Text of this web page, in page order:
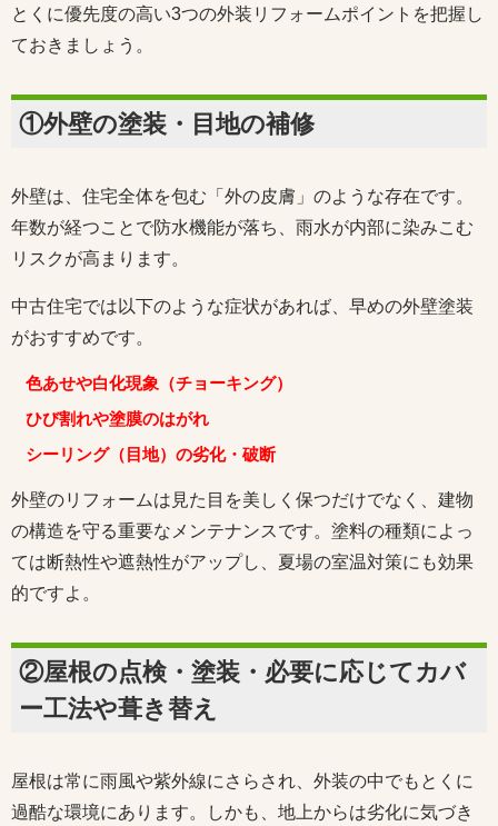
とくに優先度の高い3つの外装リフォームポイントを把握し
ておきましょう。
①外壁の塗装・目地の補修
外壁は、住宅全体を包む「外の皮膚」のような存在です。
年数が経つことで防水機能が落ち、雨水が内部に染みこむ
リスクが高まります。
中古住宅では以下のような症状があれば、早めの外壁塗装
がおすすめです。
色あせや白化現象（チョーキング）
ひび割れや塗膜のはがれ
シーリング（目地）の劣化・破断
外壁のリフォームは見た目を美しく保つだけでなく、建物
の構造を守る重要なメンテナンスです。塗料の種類によっ
ては断熱性や遮熱性がアップし、夏場の室温対策にも効果
的ですよ。
②屋根の点検・塗装・必要に応じてカバ
ー工法や葺き替え
屋根は常に雨風や紫外線にさらされ、外装の中でもとくに
過酷な環境にあります。しかも、地上からは劣化に気づき